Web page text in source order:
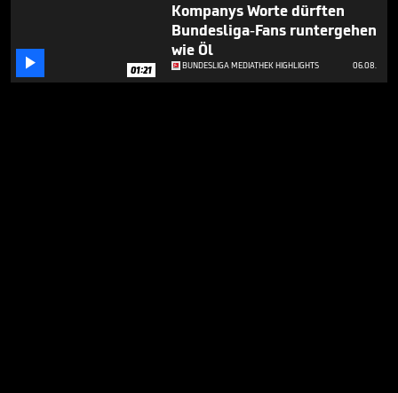
 01:21
Kompanys Worte dürften
Bundesliga-Fans runtergehen
wie Öl
BUNDESLIGA MEDIATHEK HIGHLIGHTS 06.08.